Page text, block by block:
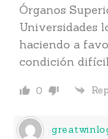
Órganos
Universidades
haciendo a
condición
0